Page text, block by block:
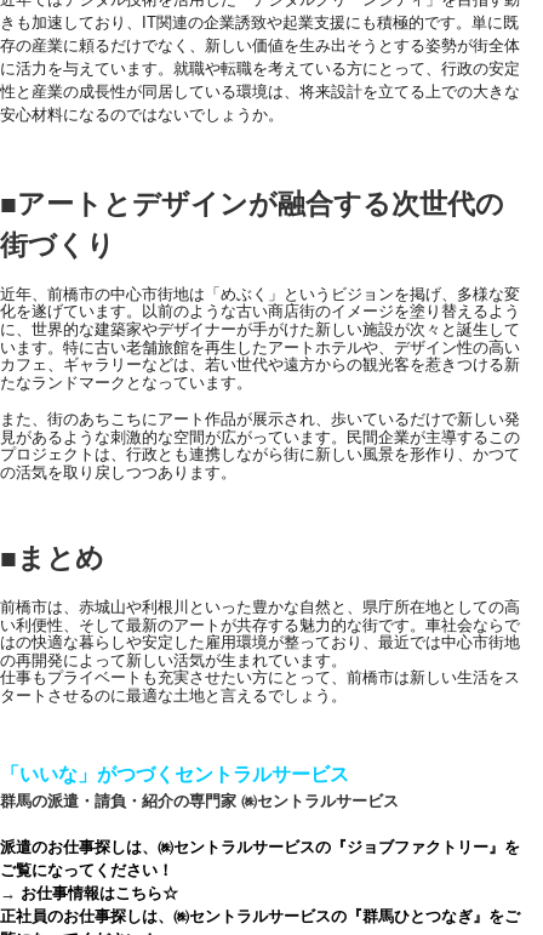
きも加速しており、IT関連の企業誘致や起業支援にも積極的です。単に既
存の産業に頼るだけでなく、新しい価値を生み出そうとする姿勢が街全体
に活力を与えています。就職や転職を考えている方にとって、行政の安定
性と産業の成長性が同居している環境は、将来設計を立てる上での大きな
安心材料になるのではないでしょうか。
■アートとデザインが融合する次世代の
街づくり
近年、前橋市の中心市街地は「めぶく」というビジョンを掲げ、多様な変
化を遂げています。以前のような古い商店街のイメージを塗り替えるよう
に、世界的な建築家やデザイナーが手がけた新しい施設が次々と誕生して
います。特に古い老舗旅館を再生したアートホテルや、デザイン性の高い
カフェ、ギャラリーなどは、若い世代や遠方からの観光客を惹きつける新
たなランドマークとなっています。
また、街のあちこちにアート作品が展示され、歩いているだけで新しい発
見があるような刺激的な空間が広がっています。民間企業が主導するこの
プロジェクトは、行政とも連携しながら街に新しい風景を形作り、かつて
の活気を取り戻しつつあります。
■まとめ
前橋市は、赤城山や利根川といった豊かな自然と、県庁所在地としての高
い利便性、そして最新のアートが共存する魅力的な街です。車社会ならで
はの快適な暮らしや安定した雇用環境が整っており、最近では中心市街地
の再開発によって新しい活気が生まれています。
仕事もプライベートも充実させたい方にとって、前橋市は新しい生活をス
タートさせるのに最適な土地と言えるでしょう。
「いいな」がつづくセントラルサービス
群馬の派遣・請負・紹介の専門家 ㈱セントラルサービス
派遣のお仕事探しは、㈱セントラルサービスの『ジョブファクトリー』を
ご覧になってください！
→ お仕事情報はこちら☆
正社員のお仕事探しは、㈱セントラルサービスの『群馬ひとつなぎ』をご